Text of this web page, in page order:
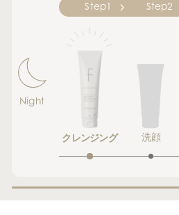
Night
Step1 Step2
クレンジング 洗顔